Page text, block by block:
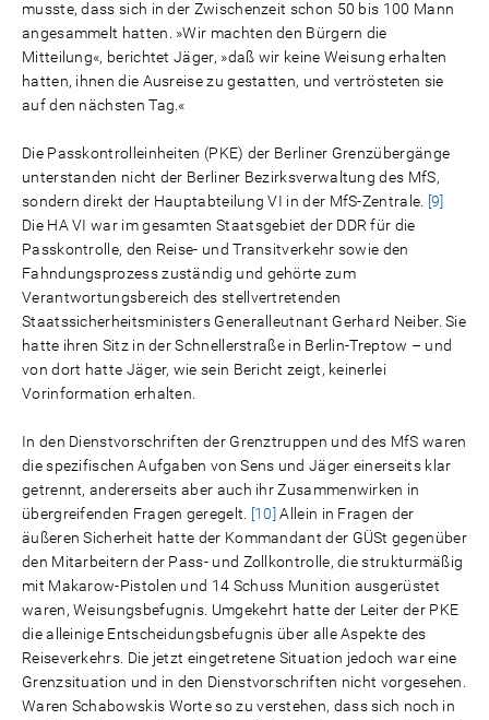
musste, dass sich in der Zwischenzeit schon 50 bis 100 Mann
angesammelt hatten. »Wir machten den Bürgern die
Mitteilung«, berichtet Jäger, »daß wir keine Weisung erhalten
hatten, ihnen die Ausreise zu gestatten, und vertrösteten sie
auf den nächsten Tag.«
Die Passkontrolleinheiten (PKE) der Berliner Grenzübergänge
unterstanden nicht der Berliner Bezirksverwaltung des MfS,
sondern direkt der Hauptabteilung VI in der MfS-Zentrale. [9]
Die HA VI war im gesamten Staatsgebiet der DDR für die
Passkontrolle, den Reise- und Transitverkehr sowie den
Fahndungsprozess zuständig und gehörte zum
Verantwortungsbereich des stellvertretenden
Staatssicherheitsministers Generalleutnant Gerhard Neiber. Sie
hatte ihren Sitz in der Schnellerstraße in Berlin-Treptow – und
von dort hatte Jäger, wie sein Bericht zeigt, keinerlei
Vorinformation erhalten.
In den Dienstvorschriften der Grenztruppen und des MfS waren
die spezifischen Aufgaben von Sens und Jäger einerseits klar
getrennt, andererseits aber auch ihr Zusammenwirken in
übergreifenden Fragen geregelt.
[10] Allein in Fragen der
äußeren Sicherheit hatte der Kommandant der GÜSt gegenüber
den Mitarbeitern der Pass- und Zollkontrolle, die strukturmäßig
mit Makarow-Pistolen und 14 Schuss Munition ausgerüstet
waren, Weisungsbefugnis. Umgekehrt hatte der Leiter der PKE
die alleinige Entscheidungsbefugnis über alle Aspekte des
Reiseverkehrs. Die jetzt eingetretene Situation jedoch war eine
Grenzsituation und in den Dienstvorschriften nicht vorgesehen.
Waren Schabowskis Worte so zu verstehen, dass sich noch in